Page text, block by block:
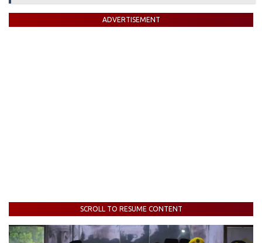
ADVERTISEMENT
SCROLL TO RESUME CONTENT